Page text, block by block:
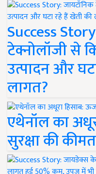
Success
टेक्नोलॉजी से
उत्पादन और
लागत?
एथेनॉल का
सुरक्षा की